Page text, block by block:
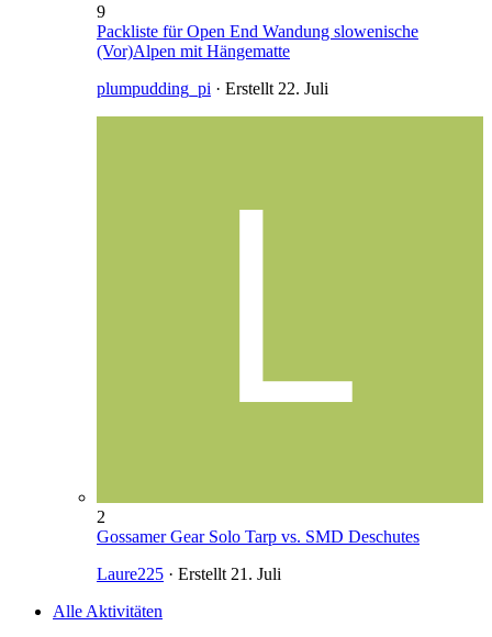
9
Packliste für Open End Wandung slowenische
(Vor)Alpen mit Hängematte
plumpudding_pi · Erstellt 22. Juli
2
Gossamer Gear Solo Tarp vs. SMD Deschutes
Laure225 · Erstellt 21. Juli
Alle Aktivitäten